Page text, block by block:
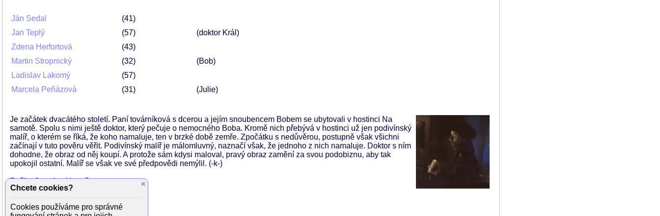
Ján Sedal
41
Jan Teplý
57
(doktor Král)
Zdena Herfortová
43
Martin Stropnický
32
(Bob)
Ladislav Lakomý
57
Marcela Peňázová
31 (Julie)
Je začátek dvacátého století. Paní továrníková s dcerou a jejím snoubencem Bobem se ubytovali v hostinci Na
samotě. Spolu s nimi ještě doktor, který pečuje o nemocného Boba. Kromě nich přebývá v hostinci už jen podivínský
malíř, o kterém se říká, že koho namaluje, ten v brzké době zemře. Zpočátku s nedůvěrou, postupně však všichni
začínají v tuto pověru věřit. Podivínský malíř je málomluvný, naznačí však, že jednoho z nich namaluje. Doktor s ním
dohodne, že obraz od něj koupí. A protože sám kdysi maloval, pravý obraz zamění za svou podobiznu, aby tak
upokojil ostatní. Malíř se však ve své předpovědi nemýlil. (-k-)
Režie: Jaroslav Hanuš
Scénář: Josef Holoubek
Hudba: Miroslav Kořínek
×
Chcete cookies?
Cookies používáme pro správné